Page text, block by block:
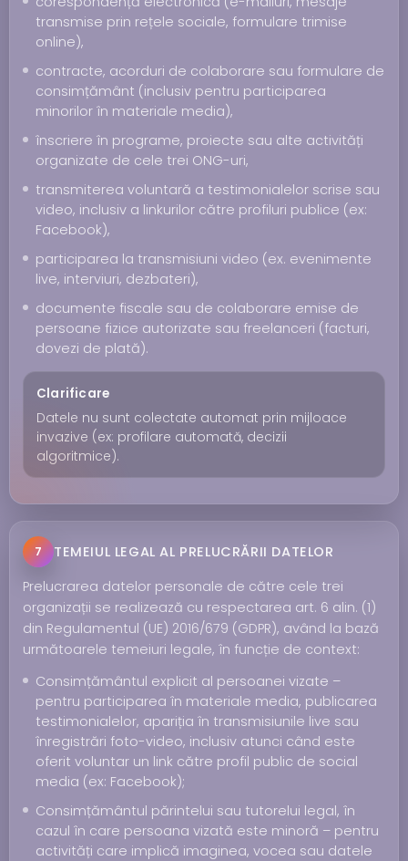
transmise prin rețele sociale, formulare trimise
online),
contracte, acorduri de colaborare sau formulare de
consimțământ (inclusiv pentru participarea
minorilor în materiale media),
înscriere în programe, proiecte sau alte activități
organizate de cele trei ONG-uri,
transmiterea voluntară a testimonialelor scrise sau
video, inclusiv a linkurilor către profiluri publice (ex:
Facebook),
participarea la transmisiuni video (ex. evenimente
live, interviuri, dezbateri),
documente fiscale sau de colaborare emise de
persoane fizice autorizate sau freelanceri (facturi,
dovezi de plată).
Clarificare
Datele nu sunt colectate automat prin mijloace
invazive (ex: profilare automată, decizii
algoritmice).
7
TEMEIUL LEGAL AL PRELUCRĂRII DATELOR
Prelucrarea datelor personale de către cele trei
organizații se realizează cu respectarea art. 6 alin. (1)
din Regulamentul (UE) 2016/679 (GDPR), având la bază
următoarele temeiuri legale, în funcție de context:
Consimțământul explicit al persoanei vizate –
pentru participarea în materiale media, publicarea
testimonialelor, apariția în transmisiunile live sau
înregistrări foto-video, inclusiv atunci când este
oferit voluntar un link către profil public de social
media (ex: Facebook);
Consimțământul părintelui sau tutorelui legal, în
cazul în care persoana vizată este minoră – pentru
activități care implică imaginea, vocea sau datele